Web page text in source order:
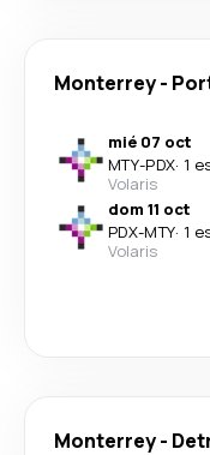
Monterrey-
mié 07 oct
MTY-PDX· 1
Volaris
dom 11 oct
PDX-MTY· 1
Volaris
Monterrey-